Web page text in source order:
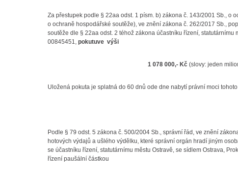
Za přestupek podle § 22aa odst. 1 písm. b) zákona č. 143/2001 Sb., o
o ochraně hospodářské soutěže), ve znění zákona č. 262/2017 Sb.,
soutěže dle § 22aa odst. 2 téhož zákona účastníku řízení,
00845451, pokutuve výši
1 078 000,- Kč(slovy: jeden
Uložená pokuta je splatná do 60 dnů ode dne nabytí právní moci
Podle § 79 odst. 5 zákona č. 500/2004 Sb., správní řád, ve znění
hotových výdajů a ušlého výdělku, které správní orgán hradí jiným
se účastníku řízení, statutárnímu městu Ostravě, se sídlem Ostrava,
řízení paušální částkou